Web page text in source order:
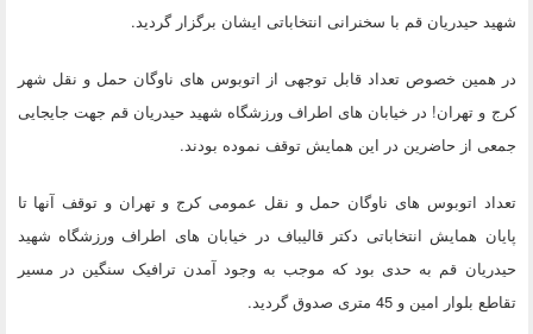
شهید حیدریان قم با سخنرانی انتخاباتی ایشان برگزار گردید.
در همین خصوص تعداد قابل توجهی از اتوبوس های ناوگان حمل و نقل شهر
کرج و تهران! در خیابان های اطراف ورزشگاه شهید حیدریان قم جهت جایجایی
جمعی از حاضرین در این همایش توقف نموده بودند.
تعداد اتوبوس های ناوگان حمل و نقل عمومی کرج و تهران و توقف آنها تا
پایان همایش انتخاباتی دکتر قالیباف در خیابان های اطراف ورزشگاه شهید
حیدریان قم به حدی بود که موجب به وجود آمدن ترافیک سنگین در مسیر
تقاطع بلوار امین و 45 متری صدوق گردید.